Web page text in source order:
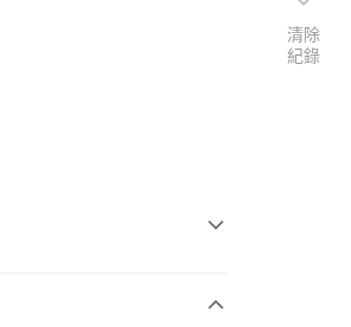
清除
紀錄